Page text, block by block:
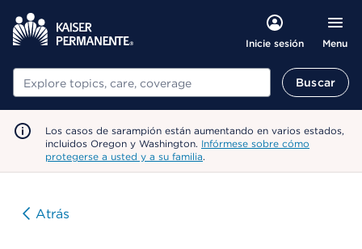
Inicie sesión Menu
Buscar Buscar
Los casos de sarampión están aumentando en varios estados,
incluidos Oregon y Washington. Infórmese sobre cómo
protegerse a usted y a su familia.
Atrás